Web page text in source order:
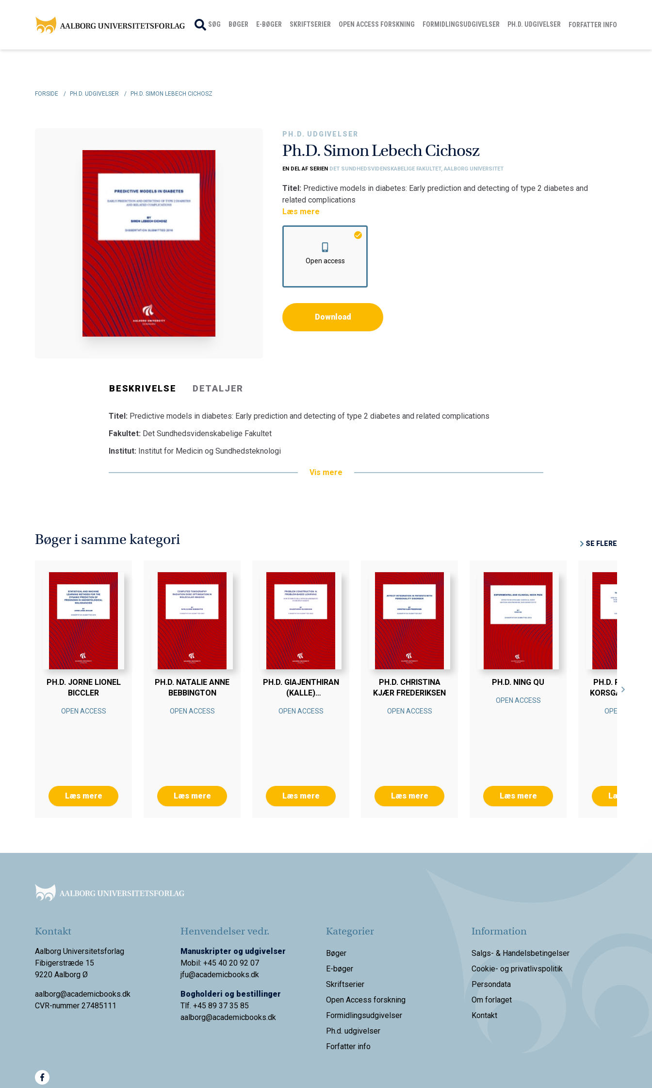
SØG BØGER E-BØGER SKRIFTSERIER OPEN ACCESS FORSKNING FORMIDLINGSUDGIVELSER PH.D. UDGIVELSER FORFATTER INFO
FORSIDE / PH.D. UDGIVELSER / PH.D. SIMON LEBECH CICHOSZ
PH.D. UDGIVELSER
Ph.D. Simon Lebech Cichosz
EN DEL AF SERIEN DET SUNDHEDSVIDENSKABELIGE FAKULTET, AALBORG UNIVERSITET
Titel: Predictive models in diabetes: Early prediction and detecting of type 2 diabetes and
related complications
Fakultet:Det Sundhedsvidenskabelige Fakultet
Institut:Institut for Medicin og Sundhedsteknologi
Læs mere
Open access
Download
BESKRIVELSE DETALJER
Titel: Predictive models in diabetes: Early prediction and detecting of type 2 diabetes and related complications
Fakultet: Det Sundhedsvidenskabelige Fakultet
Institut: Institut for Medicin og Sundhedsteknologi
Vis mere
Bøger i samme kategori SE FLERE
PH.D. JORNE LIONEL
BICCLER
OPEN ACCESS
Læs mere
PH.D. NATALIE ANNE
BEBBINGTON
OPEN ACCESS
Læs mere
PH.D. GIAJENTHIRAN
(KALLE)
OPEN ACCESS
Læs mere
PH.D. CHRISTINA
KJÆR FREDERIKSEN
OPEN ACCESS
Læs mere
PH.D. NING QU
OPEN ACCESS
Læs mere
PH.D. RENÉ
KORSGAARD
OPEN ACCESS
Læs mere
Kontakt
Aalborg Universitetsforlag
Fibigerstræde 15
9220 Aalborg Ø
aalborg@academicbooks.dk
CVR-nummer 27485111
Henvendelser vedr.
Manuskripter og udgivelser
Mobil: +45 40 20 92 07
jfu@academicbooks.dk
Bogholderi og bestillinger
Tlf. +45 89 37 35 85
aalborg@academicbooks.dk
Kategorier
Bøger
E-bøger
Skriftserier
Open Access forskning
Formidlingsudgivelser
Ph.d. udgivelser
Forfatter info
Information
Salgs- & Handelsbetingelser
Cookie- og privatlivspolitik
Persondata
Om forlaget
Kontakt